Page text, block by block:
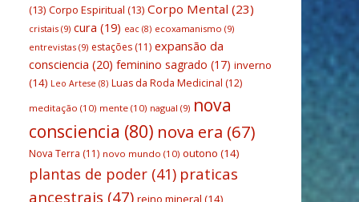
(13) Corpo Espiritual (13) Corpo Mental (23)
cristais (9) cura (19) eac (8) ecoxamanismo (9)
entrevistas (9) estações (11) expansão da
consciencia (20) feminino sagrado (17) inverno
(14) Leo Artese (8) Luas da Roda Medicinal (12)
meditação (10) mente (10) nagual (9) nova
consciencia (80) nova era (67)
Nova Terra (11) novo mundo (10) outono (14)
plantas de poder (41) praticas
ancestrais (47) reino mineral (14)